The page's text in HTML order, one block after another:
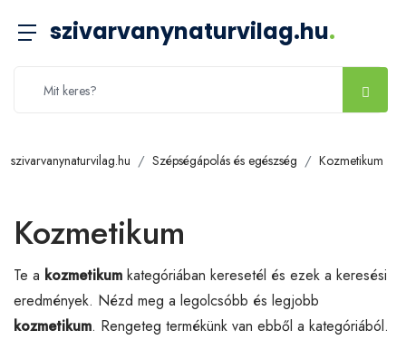
szivarvanynaturvilag.hu.
szivarvanynaturvilag.hu Szépségápolás és egészség Kozmetikum
Kozmetikum
Te a kozmetikum kategóriában keresetél és ezek a keresési
eredmények. Nézd meg a legolcsóbb és legjobb
kozmetikum. Rengeteg termékünk van ebből a kategóriából.